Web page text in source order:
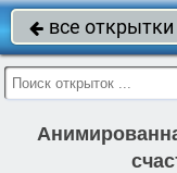
 все открытки